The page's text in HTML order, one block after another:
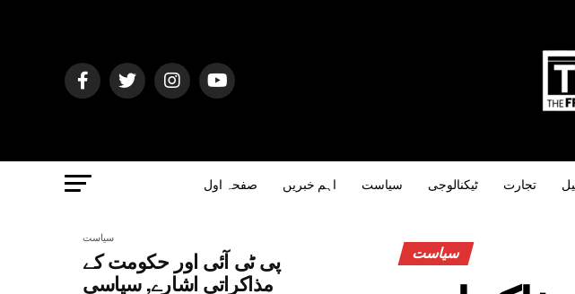
صفحہ اول اہم خبریں سیاست ٹیکنالوجی تجارت
سیاست
پی ٹی آئی اور حکومت کے
مذاکراتی اشارے, سیاسی
سیاست